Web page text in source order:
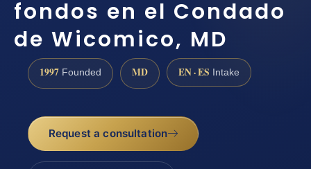
fondos en el Condado
de Wicomico, MD
1997 Founded MD EN · ES Intake
Request a consultation